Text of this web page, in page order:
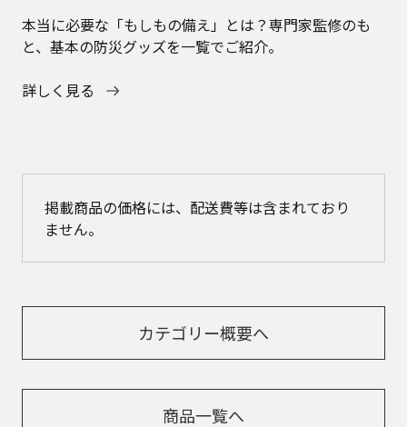
本当に必要な「もしもの備え」とは？専門家監修のも
と、基本の防災グッズを一覧でご紹介。
詳しく見る
掲載商品の価格には、配送費等は含まれており
ません。
カテゴリー概要へ
商品一覧へ